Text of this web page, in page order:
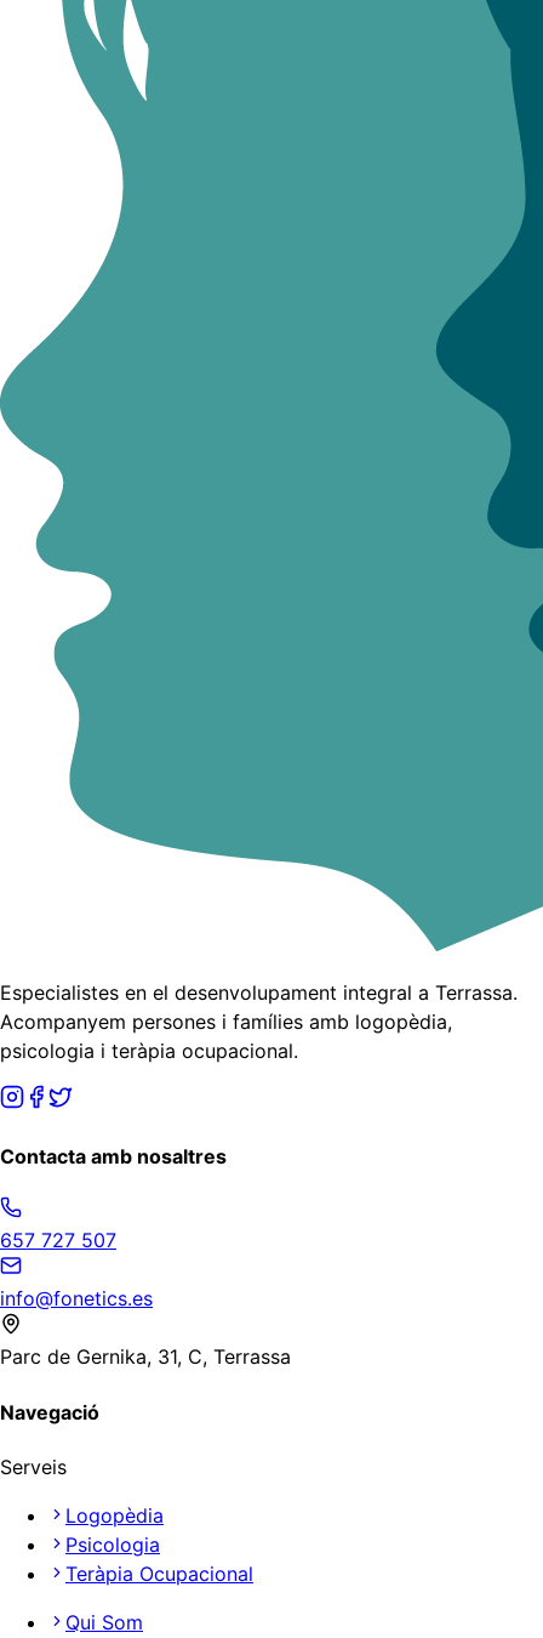
Especialistes en el desenvolupament integral a Terrassa.
Acompanyem persones i famílies amb logopèdia,
psicologia i teràpia ocupacional.
Contacta amb nosaltres
657 727 507
info@fonetics.es
Parc de Gernika, 31, C, Terrassa
Navegació
Serveis
Logopèdia
Psicologia
Teràpia Ocupacional
Qui Som